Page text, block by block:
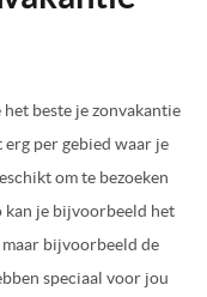
beste je zonvakantie
per gebied waar je
om te bezoeken
kan je bijvoorbeeld het
bijvoorbeeld de
speciaal voor jou